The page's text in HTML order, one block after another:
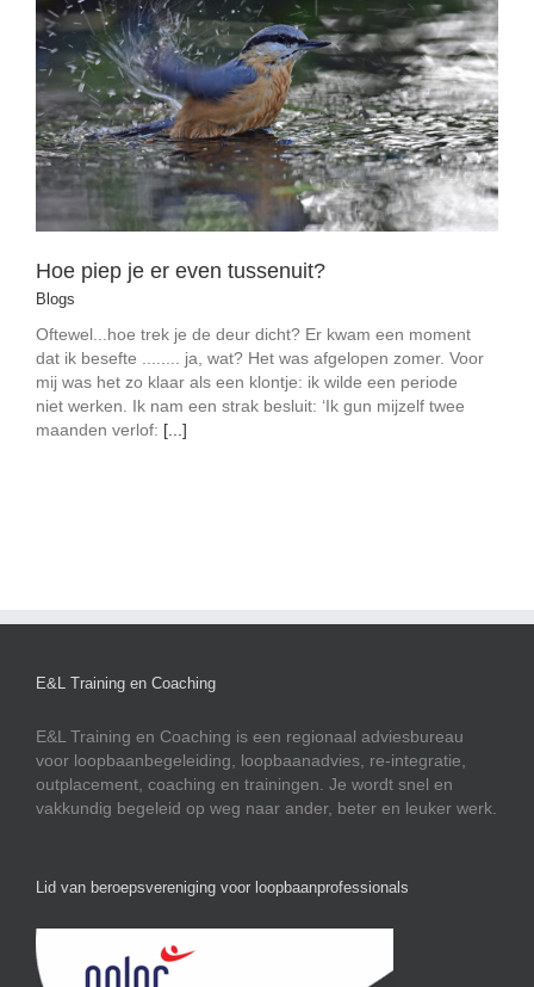
Hoe piep je er even tussenuit?
Blogs
Hoe piep je er even tussenuit?
Blogs
Oftewel...hoe trek je de deur dicht? Er kwam een moment
dat ik besefte ........ ja, wat? Het was afgelopen zomer. Voor
mij was het zo klaar als een klontje: ik wilde een periode
niet werken. Ik nam een strak besluit: ‘Ik gun mijzelf twee
maanden verlof: [...]
E&L Training en Coaching
E&L Training en Coaching is een regionaal adviesbureau
voor loopbaanbegeleiding, loopbaanadvies, re-integratie,
outplacement, coaching en trainingen. Je wordt snel en
vakkundig begeleid op weg naar ander, beter en leuker werk.
Lid van beroepsvereniging voor loopbaanprofessionals